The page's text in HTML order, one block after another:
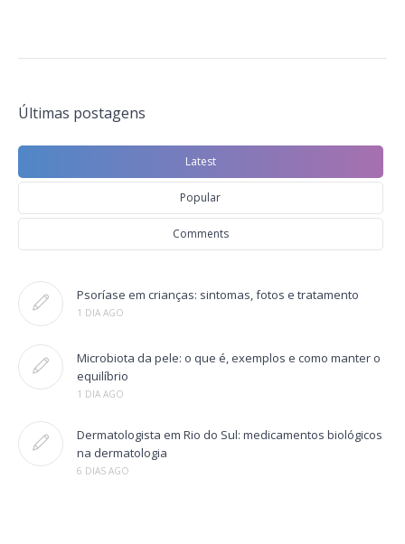
Últimas postagens
Latest
Popular
Comments
Psoríase em crianças: sintomas, fotos e tratamento
1 DIA AGO
Microbiota da pele: o que é, exemplos e como manter o
equilíbrio
1 DIA AGO
Dermatologista em Rio do Sul: medicamentos biológicos
na dermatologia
6 DIAS AGO